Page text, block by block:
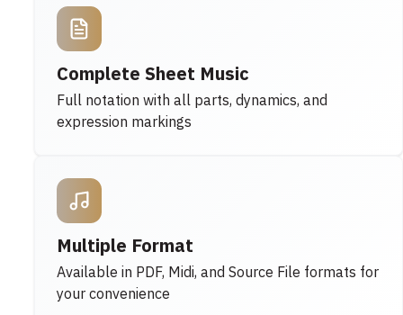
Complete Sheet Music
Full notation with all parts, dynamics, and
expression markings
Multiple Format
Available in PDF, Midi, and Source File formats for
your convenience